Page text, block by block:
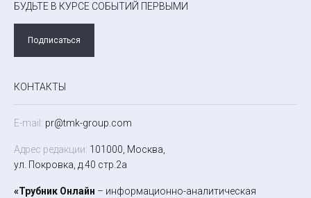
БУДЬТЕ В КУРСЕ СОБЫТИЙ ПЕРВЫМИ
Подписаться
КОНТАКТЫ
E-mail: pr@tmk-group.com
Адрес редакции: 101000, Москва,
ул. Покровка, д.40 стр.2а
«Трубник Онлайн – информационно-аналитическая